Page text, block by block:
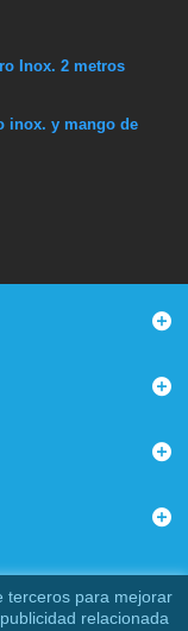
Inox. 2 metros
inox. y mango de
terceros para mejorar
relacionada